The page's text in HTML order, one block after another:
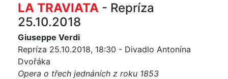
LA TRAVIATA - Repríza
25.10.2018
Giuseppe Verdi
Repríza 25.10.2018, 18:30 - Divadlo Antonína
Dvořáka
Opera o třech jednáních z roku 1853